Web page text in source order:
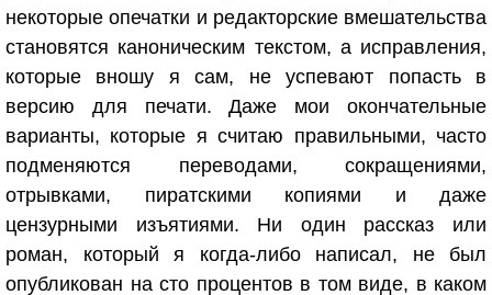
некоторые опечатки и редакторские вмешательства
становятся каноническим текстом, а исправления,
которые вношу я сам, не успевают попасть в
версию для печати. Даже мои окончательные
варианты, которые я считаю правильными, часто
подменяются переводами, сокращениями,
отрывками, пиратскими копиями и даже
цензурными изъятиями. Ни один рассказ или
роман, который я когда-либо написал, не был
опубликован на сто процентов в том виде, в каком